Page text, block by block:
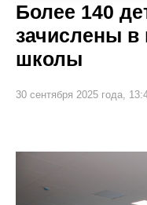
Более 140
зачислены в
школы
30 сентября 2025 года,